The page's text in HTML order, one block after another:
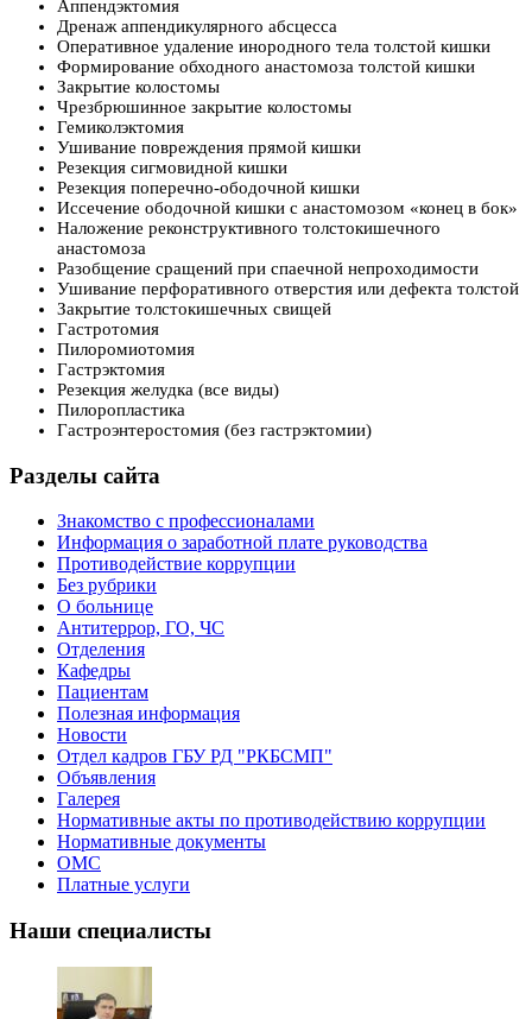
Аппендэктомия
Дренаж аппендикулярного абсцесса
Оперативное удаление инородного тела толстой кишки
Формирование обходного анастомоза толстой кишки
Закрытие колостомы
Чрезбрюшинное закрытие колостомы
Гемиколэктомия
Ушивание повреждения прямой кишки
Резекция сигмовидной кишки
Резекция поперечно-ободочной кишки
Иссечение ободочной кишки с анастомозом «конец в бок»
Наложение реконструктивного толстокишечного
анастомоза
Разобщение сращений при спаечной непроходимости
Ушивание перфоративного отверстия или дефекта толстой
Закрытие толстокишечных свищей
Гастротомия
Пилоромиотомия
Гастрэктомия
Резекция желудка (все виды)
Пилоропластика
Гастроэнтеростомия (без гастрэктомии)
Разделы сайта
Знакомство с профессионалами
Информация о заработной плате руководства
Противодействие коррупции
Без рубрики
О больнице
Антитеррор, ГО, ЧС
Отделения
Кафедры
Пациентам
Полезная информация
Новости
Отдел кадров ГБУ РД "РКБСМП"
Объявления
Галерея
Нормативные акты по противодействию коррупции
Нормативные документы
ОМС
Платные услуги
Наши специалисты